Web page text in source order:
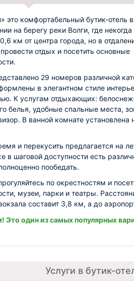
это комфортабельный бутик-отель
на берегу реки Волги, где
км от центра города, но в
отдых и посетить основные
29 номеров различной
в элегантном стиле
К услугам отдыхающих:
белья, удобные спальные места,
В ванной комнате установлена
и перекусить предлагается на
в шаговой доступности есть
пообедать.
по окрестностям и
музеи, парки и театры.
составит 3,8 км, а до
один из самых популярных
Услуги в бутик-